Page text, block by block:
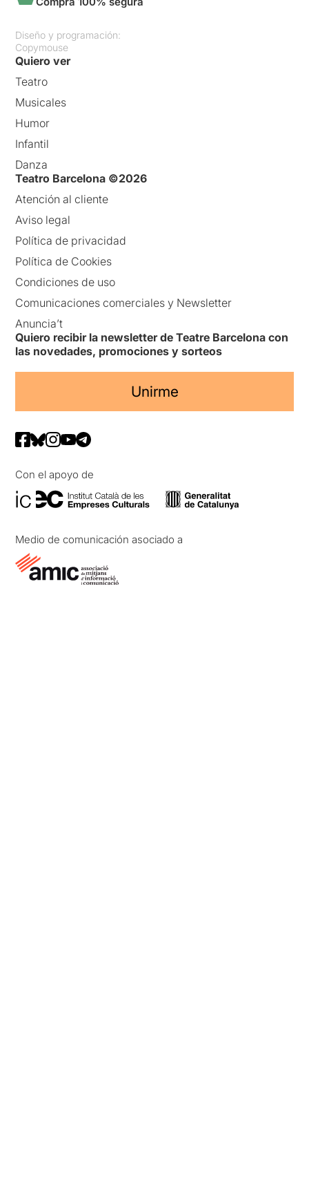
Diseño y programación:
Copymouse
Quiero ver
Teatro
Musicales
Humor
Infantil
Danza
Teatro Barcelona ©2026
Atención al cliente
Aviso legal
Política de privacidad
Política de Cookies
Condiciones de uso
Comunicaciones comerciales y Newsletter
Anuncia’t
Quiero recibir la newsletter de Teatre Barcelona con
las novedades, promociones y sorteos
Unirme
Con el apoyo de
Medio de comunicación asociado a